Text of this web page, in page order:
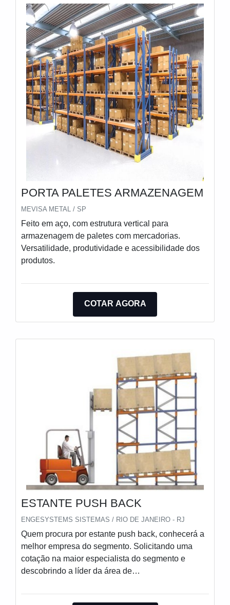
PORTA PALETES ARMAZENAGEM
MEVISA METAL / SP
Feito em aço, com estrutura vertical para
armazenagem de paletes com mercadorias.
Versatilidade, produtividade e acessibilidade dos
produtos.
COTAR AGORA
ESTANTE PUSH BACK
ENGESYSTEMS SISTEMAS / RIO DE JANEIRO - RJ
Quem procura por estante push back, conhecerá a
melhor empresa do segmento. Solicitando uma
cotação na maior especialista do segmento e
descobrindo a líder da área de
BACKSe alguém quer achar estante push back em